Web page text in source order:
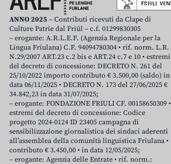
ANNO 2025 – Contributi ricevuti da Clape di
Culture Patrie dal Friûl – c.f. 01299830305
– erogante: A.R.L.E.F. (Agenzia Regionale per la
Lingua Friulana) C.F. 94094780304 • rif. norm. L.R.
N.29/2007 ART.23 c.2 bis e ART.24 c.7 e 10 • estremi
del decreto di concessione: DECRETO N. 261 del
25/10/2022 importo contributo € 3.500,00 (saldo) in
data 06/11/2025 • DECRETO N. 173 del 27/06/2025 €
34.842,23 in data 31/07/2025;
– erogante: FONDAZIONE FRIULI CF. 00158650309 •
estremi del decreto di concessione: Codice
progetto 2024-0124 ID 23405 campagna di
sensibilizzazione giornalistica dei sindaci aderenti
all’assemblea della comunità linguistica Friulana •
contributo € 3.450,00 • in data 12/05/2025;
– erogante: Agenzia delle Entrate • rif. norm.: